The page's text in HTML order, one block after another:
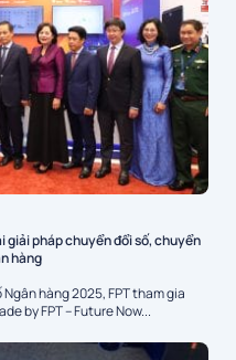
giải pháp chuyển đổi số, chuyển
hàng
hàng 2025, FPT tham gia
by FPT – Future Now...